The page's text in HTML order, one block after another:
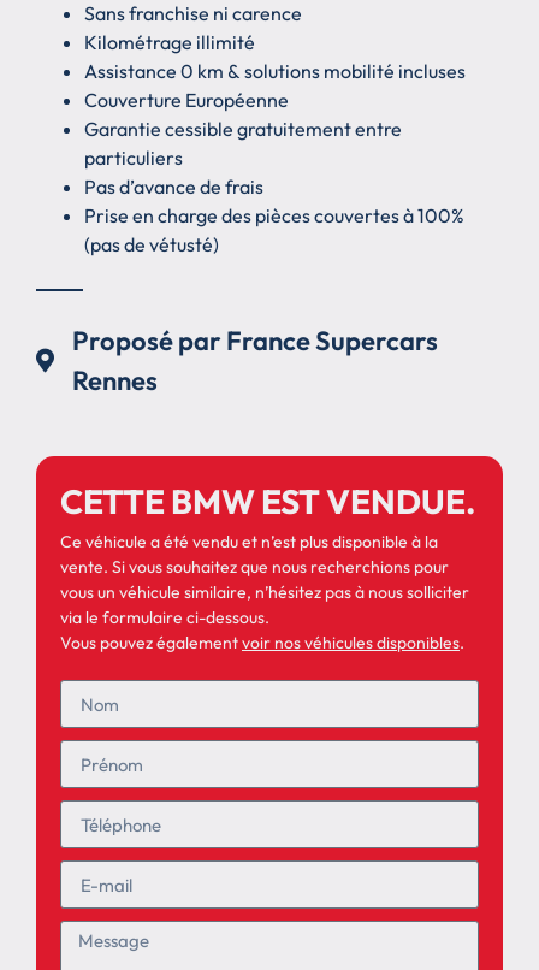
Sans franchise ni carence
Kilométrage illimité
Assistance 0 km & solutions mobilité incluses
Couverture Européenne
Garantie cessible gratuitement entre
particuliers
Pas d’avance de frais
Prise en charge des pièces couvertes à 100%
(pas de vétusté)
Proposé par France Supercars
Rennes
CETTE BMW EST VENDUE.
Ce véhicule a été vendu et n’est plus disponible à la
vente. Si vous souhaitez que nous recherchions pour
vous un véhicule similaire, n’hésitez pas à nous solliciter
via le formulaire ci-dessous.
Vous pouvez égalementvoir nos véhicules disponibles.